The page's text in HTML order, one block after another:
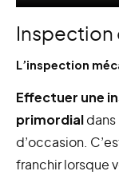
Inspection
L’inspection
Effectuer une
primordialdans
d’occasion.
franchir lorsque